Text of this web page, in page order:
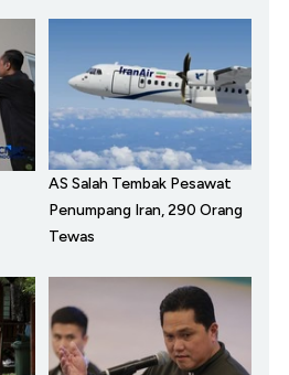
AS Salah Tembak Pesawat
Penumpang Iran, 290 Orang
Tewas